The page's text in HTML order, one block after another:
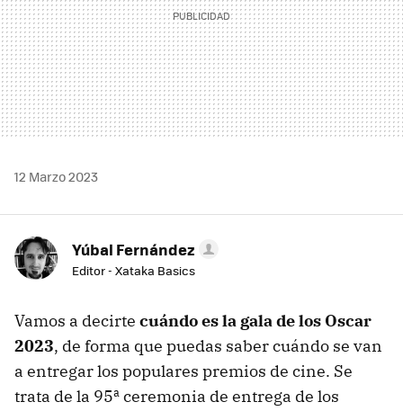
12 Marzo 2023
Yúbal Fernández
Editor - Xataka Basics
Vamos a decirte cuándo es la gala de los Oscar
2023, de forma que puedas saber cuándo se van
a entregar los populares premios de cine. Se
trata de la 95ª ceremonia de entrega de los